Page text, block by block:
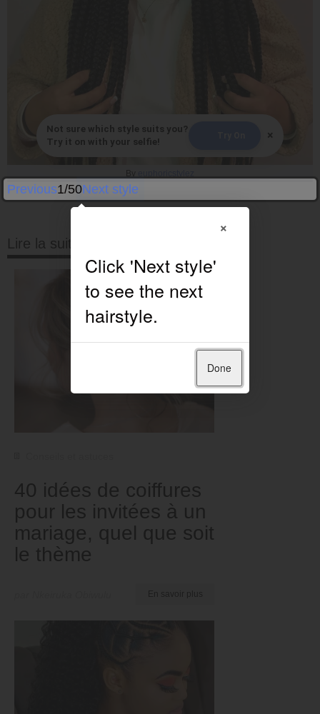
Not sure which style suits you?
Try it on with your selfie!
×
By
Previous1/50Next style
Lire la suite
40 idées de coiffures
pour les invitées à un
mariage, quel que soit
le thème
×
Done